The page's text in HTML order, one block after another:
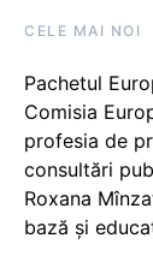
CELE MAI NOI
Pachetul
Comisia
profesia de
consultări
Roxana
bază și